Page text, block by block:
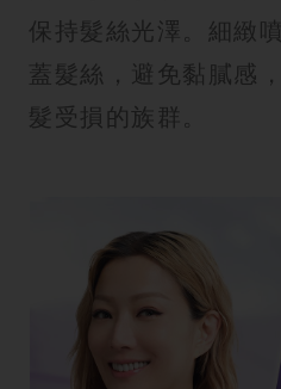
保持髮絲光澤。細緻
蓋髮絲，避免黏膩感
髮受損的族群。